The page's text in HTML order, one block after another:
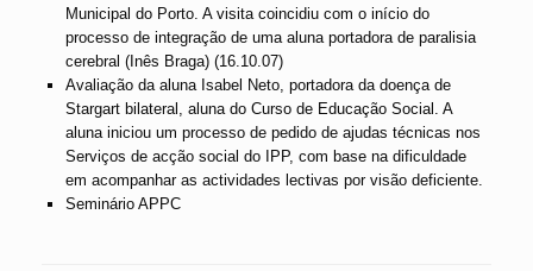
Municipal do Porto. A visita coincidiu com o início do
processo de integração de uma aluna portadora de paralisia
cerebral (Inês Braga) (16.10.07)
Avaliação da aluna Isabel Neto, portadora da doença de
Stargart bilateral, aluna do Curso de Educação Social. A
aluna iniciou um processo de pedido de ajudas técnicas nos
Serviços de acção social do IPP, com base na dificuldade
em acompanhar as actividades lectivas por visão deficiente.
Seminário APPC